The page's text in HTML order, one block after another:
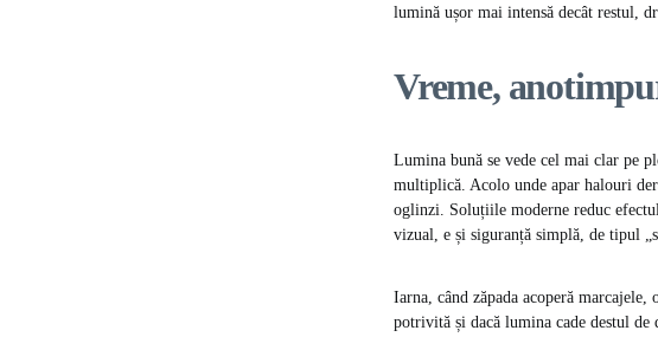
lumină ușor mai intensă decât restul,
Vreme,
Lumina bună se vede cel mai clar pe
multiplică. Acolo unde apar halouri
oglinzi. Soluțiile moderne reduc
vizual, e și siguranță simplă, de tipul
Iarna, când zăpada acoperă
potrivită și dacă lumina cade destul